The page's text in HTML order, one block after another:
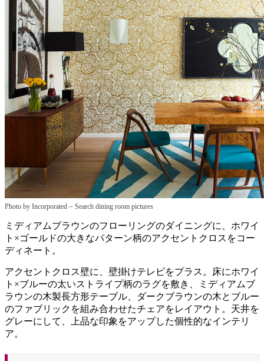
Photo by Incorporated – Search dining room pictures
ミディアムブラウンのフローリングのダイニングに、ホワイ
ト×ゴールドの大きなパターン柄のアクセントクロスをコー
ディネート。
アクセントクロス壁に、壁掛けテレビをプラス。床にホワイ
ト×ブルーの太いストライプ柄のラグを敷き、ミディアムブ
ラウンの木製長方形テーブル、ダークブラウンの木とブルー
のファブリックを組み合わせたチェアをレイアウト。天井を
グレーにして、上品な印象をアップした個性的なインテリ
ア。